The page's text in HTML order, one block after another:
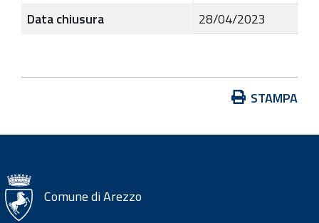
Data chiusura
28/04/2023
i
n
i
s
STAMPA
Comune di Arezzo